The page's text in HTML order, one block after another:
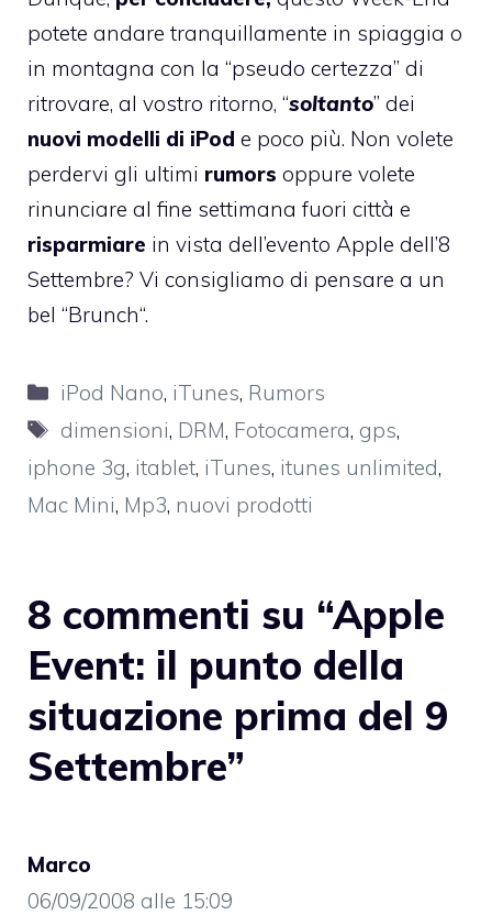
potete andare tranquillamente in spiaggia o
in montagna con la “pseudo certezza” di
ritrovare, al vostro ritorno, “soltanto” dei
nuovi modelli di iPod e poco più. Non volete
perdervi gli ultimi rumors oppure volete
rinunciare al fine settimana fuori città e
risparmiare in vista dell’evento Apple dell’8
Settembre? Vi consigliamo di pensare a un
bel “Brunch“.
Categorie
iPod Nano, iTunes, Rumors
Tag
dimensioni, DRM, Fotocamera, gps,
iphone 3g, itablet, iTunes, itunes unlimited,
Mac Mini, Mp3, nuovi prodotti
8 commenti su “Apple
Event: il punto della
situazione prima del 9
Settembre”
Marco
06/09/2008 alle 15:09